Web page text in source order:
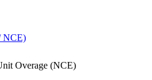
NCE)
Overage (NCE)